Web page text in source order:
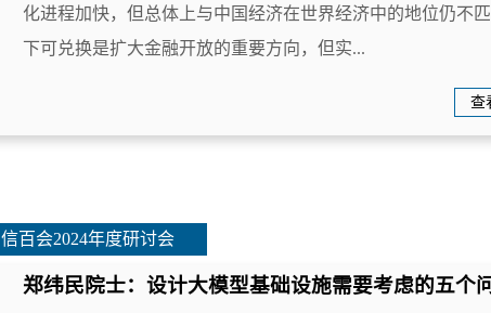
化进程加快，但总体上与中国经济在世界经济中的地位仍不
下可兑换是扩大金融开放的重要方向，但实...
查
信百会2024年度研讨会
郑纬民院士：设计大模型基础设施需要考虑的五个